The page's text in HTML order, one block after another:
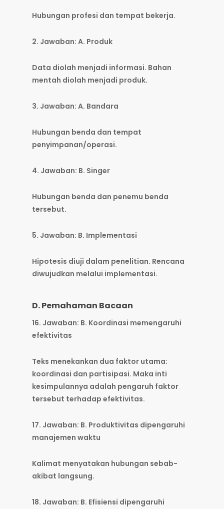
Hubungan profesi dan tempat bekerja.
2. Jawaban: A. Produk
Data diolah menjadi informasi. Bahan
mentah diolah menjadi produk.
3. Jawaban: A. Bandara
Hubungan benda dan tempat
penyimpanan/operasi.
4. Jawaban: B. Singer
Hubungan benda dan penemu benda
tersebut.
5. Jawaban: B. Implementasi
Hipotesis diuji dalam penelitian. Rencana
diwujudkan melalui implementasi.
D. Pemahaman Bacaan
16. Jawaban: B. Koordinasi memengaruhi
efektivitas
Teks menekankan dua faktor utama:
koordinasi dan partisipasi. Maka inti
kesimpulannya adalah pengaruh faktor
tersebut terhadap efektivitas.
17. Jawaban: B. Produktivitas dipengaruhi
manajemen waktu
Kalimat menyatakan hubungan sebab-
akibat langsung.
18. Jawaban: B. Efisiensi dipengaruhi